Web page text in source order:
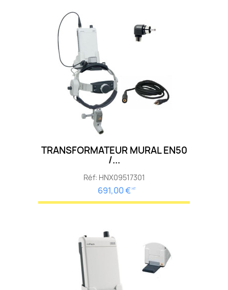
TRANSFORMATEUR MURAL EN50
/...
Réf: HNX09517301
691,00 € HT